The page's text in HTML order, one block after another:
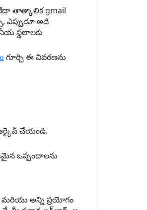
తాత్కాలిక gmail
ఎప్పుడూ అదే
స్థలాలకు
గూర్చి ఈ వివరణను
ఆర్కైవ్ చేయండి.
ఒప్పందాలను
అన్ని ప్రయోగం